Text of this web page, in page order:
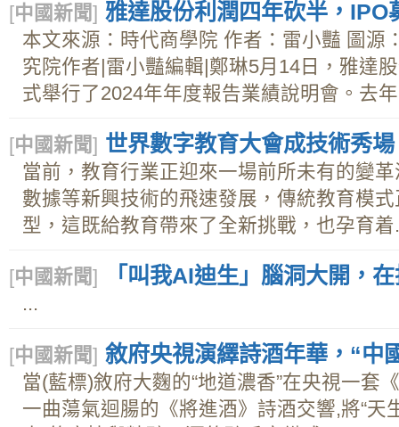
[中國新聞] 雅達股份利潤四年砍半，IPO
本文來源：時代商學院 作者：雷小豔 圖源
究院作者|雷小豔編輯|鄭琳5月14日，雅達
式舉行了2024年年度報告業績說明會。去
[中國新聞] 世界數字教育大會成技術秀
當前，教育行業正迎來一場前所未有的變
數據等新興技術的飛速發展，傳統教育模
型，這既給教育帶來了全新挑戰，也孕育着
[中國新聞] 「叫我AI迪生」腦洞大開，
...
[中國新聞] 敘府央視演繹詩酒年華，“中
當(藍標)敘府大麴的“地道濃香”在央視一套
一曲蕩氣迴腸的《將進酒》詩酒交響,將“天